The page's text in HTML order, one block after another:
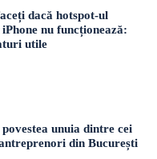
dacă hotspot-ul
nu funcționează:
utile
unuia dintre cei
din București